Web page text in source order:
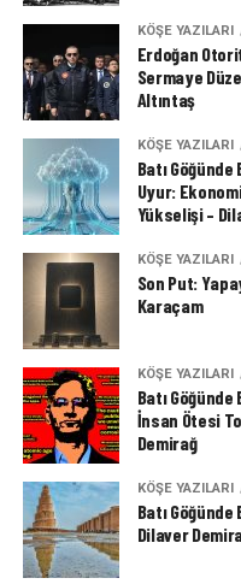
KÖŞE YAZILARI
Erdoğan
Sermaye
Altıntaş
KÖŞE YAZILARI
Batı
Uyur:
Yükselişi –
KÖŞE YAZILARI
Son Put:
Karaçam
KÖŞE YAZILARI
Batı
İnsan Ötesi
Demirağ
KÖŞE YAZILARI
Batı
Dilaver